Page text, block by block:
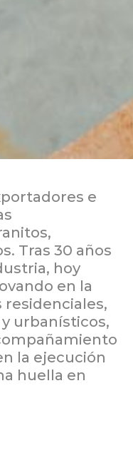
e
Tras 30 años
hoy
en la
urbanísticos,
la ejecución
huella en